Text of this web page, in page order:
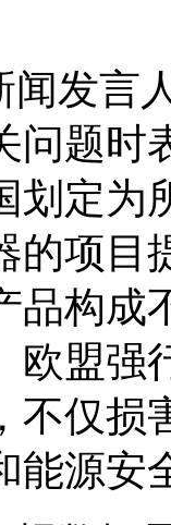
闻发言
问题时
划定为
的项目
品构成
欧盟强
不仅损
能源安